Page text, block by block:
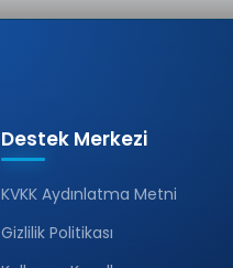
Destek Merkezi
KVKK Aydınlatma Metni
Gizlilik Politikası